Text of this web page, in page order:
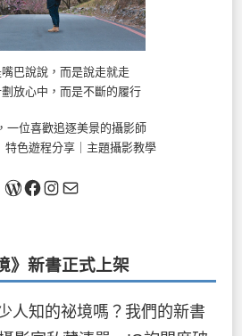
巴說說，而是說走就走
放心中，而是不斷的履行
一位喜歡追逐美景的攝影師
特色遊程分享｜主題攝影教學
關於我Facebook
Instagram
》新書正式上架
人知的祕境嗎？我們的新書